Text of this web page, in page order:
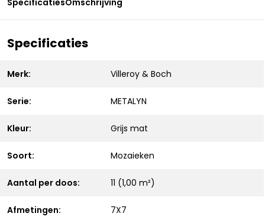
SpecificatiesOmschrijving
Specificaties
Merk: Villeroy & Boch
Serie: METALYN
Kleur: Grijs mat
Soort: Mozaieken
Aantal per doos: 11 (1,00 m²)
Afmetingen: 7X7